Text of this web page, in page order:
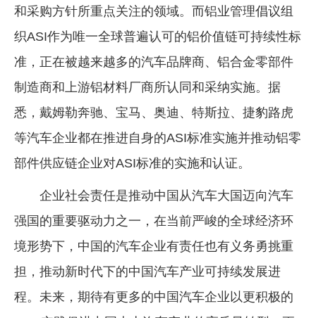
和采购方针所重点关注的领域。而铝业管理倡议组
织ASI作为唯一全球普遍认可的铝价值链可持续性标
准，正在被越来越多的汽车品牌商、铝合金零部件
制造商和上游铝材料厂商所认同和采纳实施。据
悉，戴姆勒奔驰、宝马、奥迪、特斯拉、捷豹路虎
等汽车企业都在推进自身的ASI标准实施并推动铝零
部件供应链企业对ASI标准的实施和认证。
企业社会责任是推动中国从汽车大国迈向汽车
强国的重要驱动力之一，在当前严峻的全球经济环
境形势下，中国的汽车企业有责任也有义务勇挑重
担，推动新时代下的中国汽车产业可持续发展进
程。未来，期待有更多的中国汽车企业以更积极的